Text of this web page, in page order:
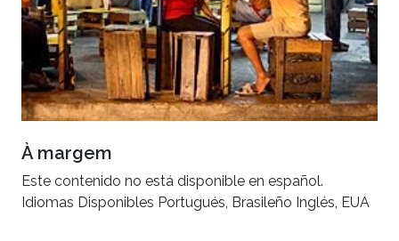
À margem
Este contenido no está disponible en español.
Idiomas Disponibles Portugués, Brasileño Inglés, EUA